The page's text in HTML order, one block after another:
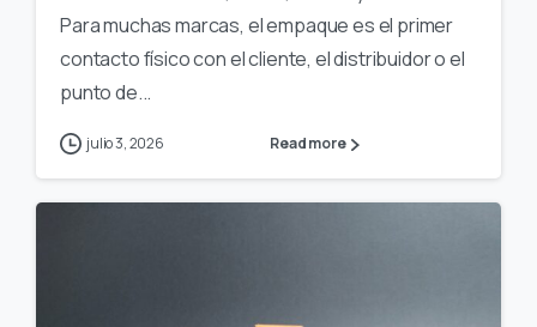
Para muchas marcas, el empaque es el primer
contacto físico con el cliente, el distribuidor o el
punto de...
julio 3, 2026 Read more